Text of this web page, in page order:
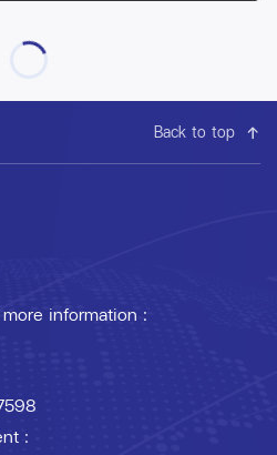
Back to top
information :
: